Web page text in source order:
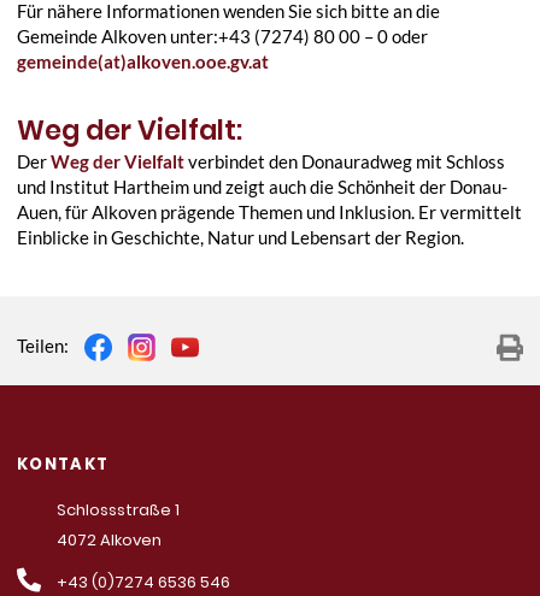
Für nähere Informationen wenden Sie sich bitte an die
Gemeinde Alkoven unter:+43 (7274) 80 00 – 0 oder
gemeinde(at)alkoven.ooe.gv.at
Weg der Vielfalt:
DerWeg der Vielfaltverbindet den Donauradweg mit Schloss
und Institut Hartheim und zeigt auch die Schönheit der Donau-
Auen, für Alkoven prägende Themen und Inklusion. Er vermittelt
Einblicke in Geschichte, Natur und Lebensart der Region.
Teilen:
KONTAKT
Schlossstraße 1
4072 Alkoven
+43 (0)7274 6536 546